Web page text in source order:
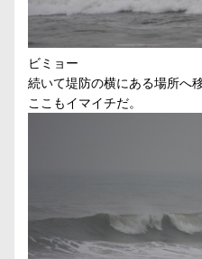
ビミョー
続いて堤防の横にある場所へ
ここもイマイチだ。